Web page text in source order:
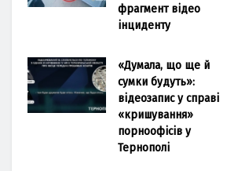
фрагмент відео
інциденту
«Думала, що ще й
сумки будуть»:
відеозапис у справі
«кришування»
порноофісів у
Тернополі